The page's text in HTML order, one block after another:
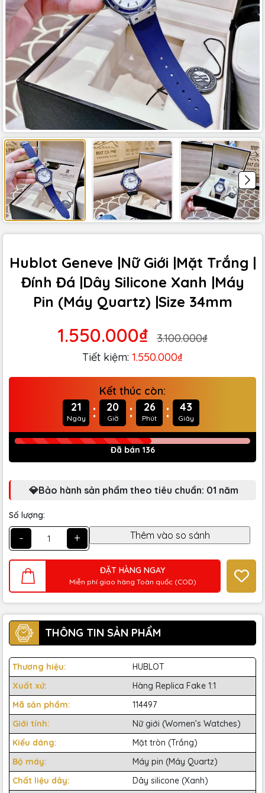
Hublot Geneve |Nữ Giới |Mặt Trắng |
Đính Đá |Dây Silicone Xanh |Máy
Pin (Máy Quartz) |Size 34mm
1.550.000₫
3.100.000₫
Tiết kiệm: 1.550.000₫
Kết thúc còn:
21
Ngày : 20
Giờ : 26
Phút : 41
Giây
Đã bán 136
💎Bảo hành sản phẩm theo tiêu chuẩn: 01 năm
Số lượng:
- +
ĐẶT HÀNG NGAY
Miễn phí giao hàng Toàn quốc (COD)
THÔNG TIN SẢN PHẨM
Thương hiệu:
HUBLOT
Xuất xứ:
Hàng Replica Fake 1:1
Mã sản phẩm:
114497
Giới tính:
Nữ giới (Women’s Watches)
Kiểu dáng:
Mặt tròn (Trắng)
Bộ máy:
Máy pin (Máy Quartz)
Chất liệu dây:
Dây silicone (Xanh)